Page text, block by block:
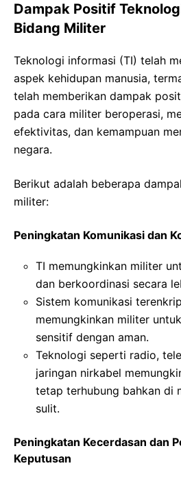
Dampak Positif
Bidang Militer
Teknologi informasi (TI) telah
aspek kehidupan manusia,
telah memberikan dampak
pada cara militer beroperasi,
efektivitas, dan kemampuan
negara.
Berikut adalah beberapa
militer:
Peningkatan Komunikasi dan
TI memungkinkan militer
dan berkoordinasi secara
Sistem komunikasi
memungkinkan militer
sensitif dengan aman.
Teknologi seperti radio,
jaringan nirkabel
tetap terhubung bahkan di
sulit.
Peningkatan Kecerdasan dan
Keputusan